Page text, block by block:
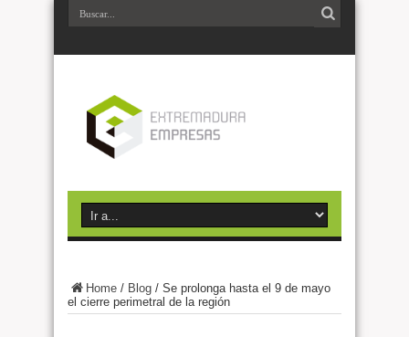
Home / Blog / Se prolonga hasta el 9 de mayo
el cierre perimetral de la región